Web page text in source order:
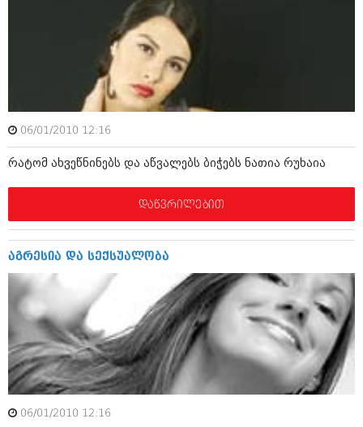
მარტი 2014 (413)
თებერვალი 2014 (318)
იანვარი 2014 (297)
დეკემბერი 2013 (365)
ნოემბერი 2013 (279)
ოქტომბერი 2013 (256)
სექტემბერი 2013 (368)
ივლისი 2013 (182)
ივნისი 2013 (212)
მაისი 2013 (259)
მარტი 2013 (352)
იანვარი 2013 (334)
ნოემბერი 2012 (295)
ოქტომბერი 2012 (350)
სექტემბერი 2012 (264)
აგვისტო 2012 (268)
ივლისი 2012 (322)
ივნისი 2012 (282)
მაისი 2012 (240)
აპრილი 2012 (294)
მარტი 2012 (259)
თებერვალი 2012 (376)
06/01/2010 12:16
რატომ ახვეწნინებს და აწვალებს ბიჭებს ნათია რუხაია
დაწვრილებით
აგრესია და სექსუალობა
06/01/2010 12:16